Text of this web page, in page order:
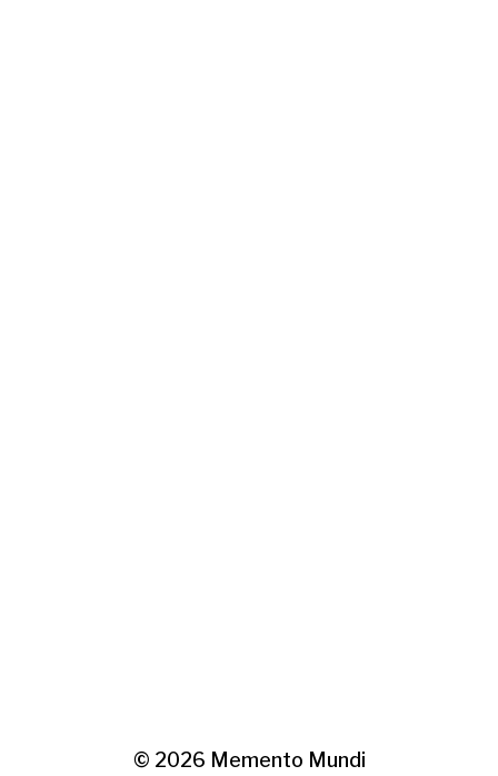
© 2026 Memento Mundi